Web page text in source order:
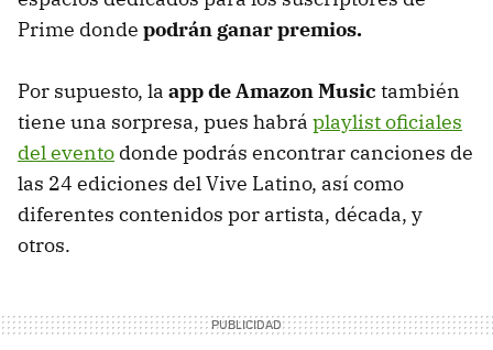
Prime donde podrán ganar premios.
Por supuesto, la app de Amazon Music también
tiene una sorpresa, pues habrá playlist oficiales
del evento donde podrás encontrar canciones de
las 24 ediciones del Vive Latino, así como
diferentes contenidos por artista, década, y
otros.